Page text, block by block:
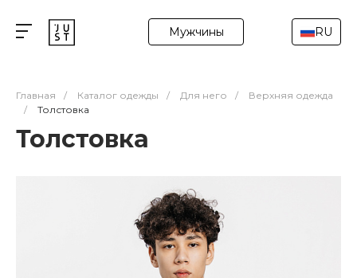
Мужчины RU
Главная / Каталог одежды / Для него /
Верхняя одежда
/
Толстовка
Толстовка